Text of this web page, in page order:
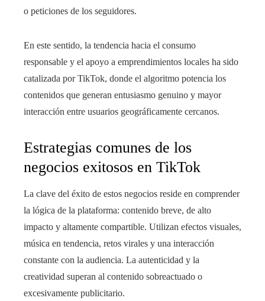
o peticiones de los seguidores.
En este sentido, la tendencia hacia el consumo
responsable y el apoyo a emprendimientos locales ha sido
catalizada por TikTok, donde el algoritmo potencia los
contenidos que generan entusiasmo genuino y mayor
interacción entre usuarios geográficamente cercanos.
Estrategias comunes de los
negocios exitosos en TikTok
La clave del éxito de estos negocios reside en comprender
la lógica de la plataforma: contenido breve, de alto
impacto y altamente compartible. Utilizan efectos visuales,
música en tendencia, retos virales y una interacción
constante con la audiencia. La autenticidad y la
creatividad superan al contenido sobreactuado o
excesivamente publicitario.